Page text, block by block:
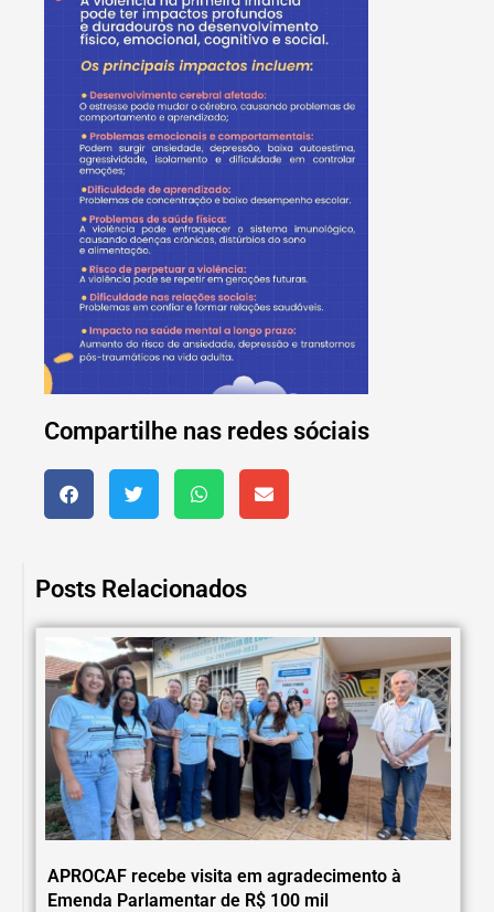
Compartilhe nas redes sóciais
Posts Relacionados
APROCAF recebe visita em agradecimento à
Emenda Parlamentar de R$ 100 mil